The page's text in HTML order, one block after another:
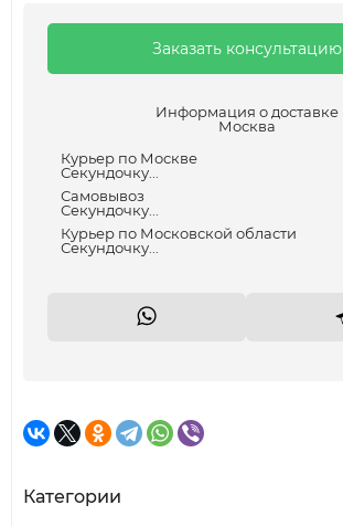
Заказать консультацию
Информация о доставке
Москва
Курьер по Москве
Секундочку...
Самовывоз
Секундочку...
Курьер по Московской области
Секундочку...
Категории